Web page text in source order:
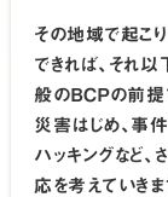
その地域で起こ
できれば、それ
般のＢＣＰの前提
災害はじめ、事
ハッキングなど、
応を考えていきま